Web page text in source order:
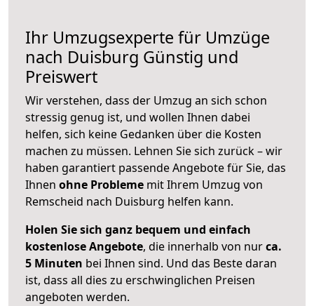
Ihr Umzugsexperte für Umzüge
nach Duisburg Günstig und
Preiswert
Wir verstehen, dass der Umzug an sich schon
stressig genug ist, und wollen Ihnen dabei
helfen, sich keine Gedanken über die Kosten
machen zu müssen. Lehnen Sie sich zurück – wir
haben garantiert passende Angebote für Sie, das
Ihnen ohne Probleme mit Ihrem Umzug von
Remscheid nach Duisburg helfen kann.
Holen Sie sich ganz bequem und einfach
kostenlose Angebote, die innerhalb von nurca.
5 Minuten bei Ihnen sind. Und das Beste daran
ist, dass all dies zu erschwinglichen Preisen
angeboten werden.